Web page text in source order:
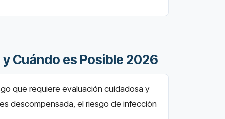
Cuándo es Posible 2026
que requiere evaluación cuidadosa y
descompensada, el riesgo de infección